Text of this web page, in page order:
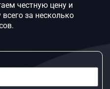
честную цену и
за несколько